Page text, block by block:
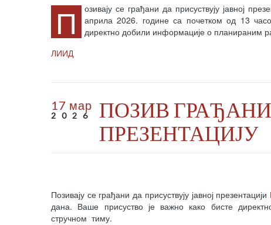
П
озивају се грађани да присуствују јавној
априла 2026. године са почетком од 13
директно добили информације о планираним
ЛИИД
17 мар
2026
ПОЗИВ
ПРЕЗЕНТАЦИЈУ
Позивају се грађани да присуствују јавној презентацији
дана. Ваше присуство је важно како бисте
стручном тиму.